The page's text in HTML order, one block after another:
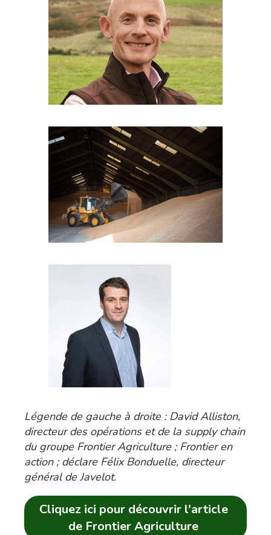
Légende de gauche à droite : David Alliston,
directeur des opérations et de la supply chain
du groupe Frontier Agriculture ; Frontier en
action ; déclare Félix Bonduelle, directeur
général de Javelot.
Cliquez ici pour découvrir l'article
de Frontier Agriculture